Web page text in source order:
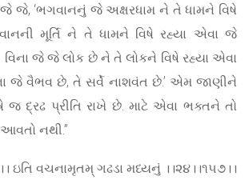
‘ભગવાનનું જે અક્ષરધામ ને તે ધામને વિષે
મૂર્તિ ને તે ધામને વિષે રહ્યા એવા જે
જે જે લોક છે ને તે લોકને વિષે રહ્યા એવા
જે વૈભવ છે, તે સર્વે નાશવંત છે.’ એમ જાણીને
દ્રઢ પ્રીતિ રાખે છે. માટે એવા ભક્તને તો
આવતો નથી.”
।। ઇતિ વચનામૃતમ્ ગઢડા મધ્યનું ।।૨૪।।૧૫૭।।